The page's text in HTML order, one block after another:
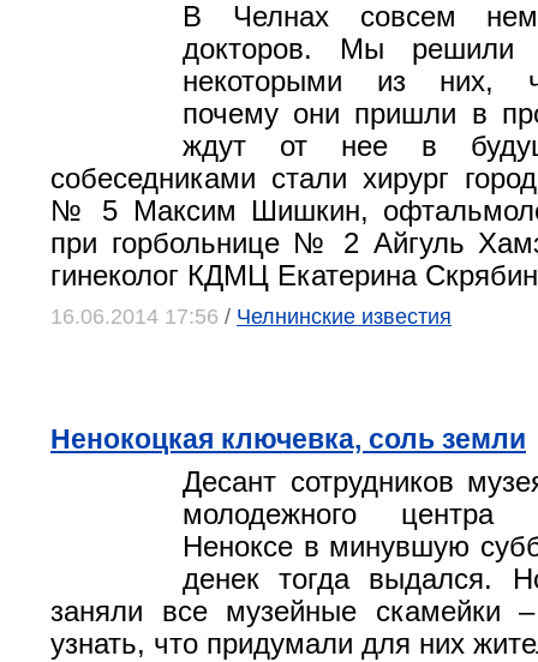
В Челнах совсем
докторов. Мы решили
некоторыми из них,
почему они пришли в
ждут от нее в
собеседниками стали хирург
№ 5 Максим Шишкин,
при горбольнице № 2 Айгуль
гинеколог КДМЦ Екатерина
16.06.2014 17:56 / Челнинские известия
Ненокоцкая ключевка, соль земли
Десант сотрудников
молодежного центра
Неноксе в минувшую
денек тогда выдался.
заняли все музейные скамейки
узнать, что придумали для них